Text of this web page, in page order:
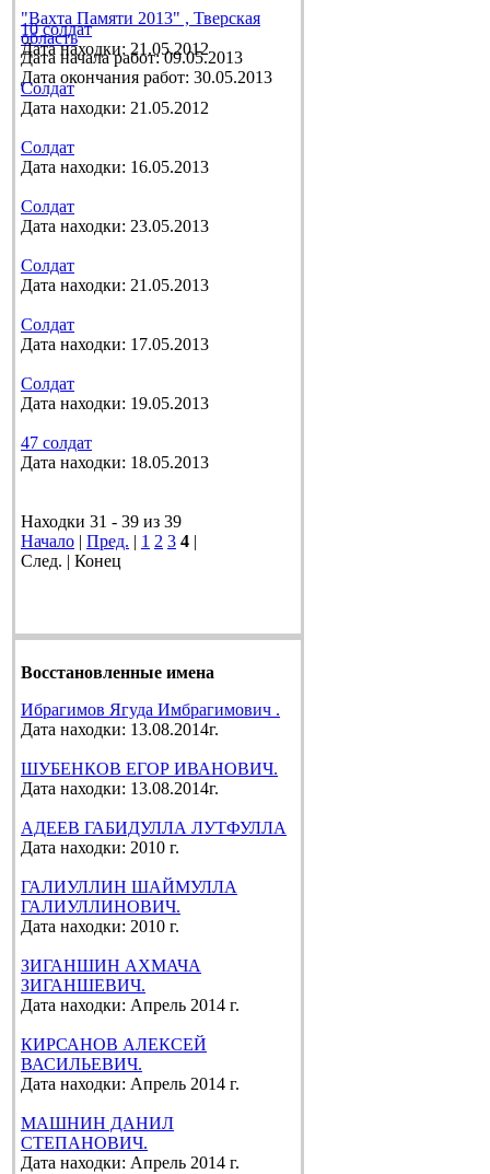
"Вахта Памяти 2013" , Тверская
область
Дата начала работ: 09.05.2013
Дата окончания работ: 30.05.2013
10 солдат
Дата находки: 21.05.2012
Солдат
Дата находки: 21.05.2012
Солдат
Дата находки: 16.05.2013
Солдат
Дата находки: 23.05.2013
Солдат
Дата находки: 21.05.2013
Солдат
Дата находки: 17.05.2013
Солдат
Дата находки: 19.05.2013
47 солдат
Дата находки: 18.05.2013
Находки 31 - 39 из 39
Начало | Пред. | 1 2 3 4 |
След. | Конец
Восстановленные имена
Ибрагимов Ягуда Имбрагимович .
Дата находки: 13.08.2014г.
ШУБЕНКОВ ЕГОР ИВАНОВИЧ.
Дата находки: 13.08.2014г.
АДЕЕВ ГАБИДУЛЛА ЛУТФУЛЛА
Дата находки: 2010 г.
ГАЛИУЛЛИН ШАЙМУЛЛА
ГАЛИУЛЛИНОВИЧ.
Дата находки: 2010 г.
ЗИГАНШИН АХМАЧА
ЗИГАНШЕВИЧ.
Дата находки: Апрель 2014 г.
КИРСАНОВ АЛЕКСЕЙ
ВАСИЛЬЕВИЧ.
Дата находки: Апрель 2014 г.
МАШНИН ДАНИЛ
СТЕПАНОВИЧ.
Дата находки: Апрель 2014 г.